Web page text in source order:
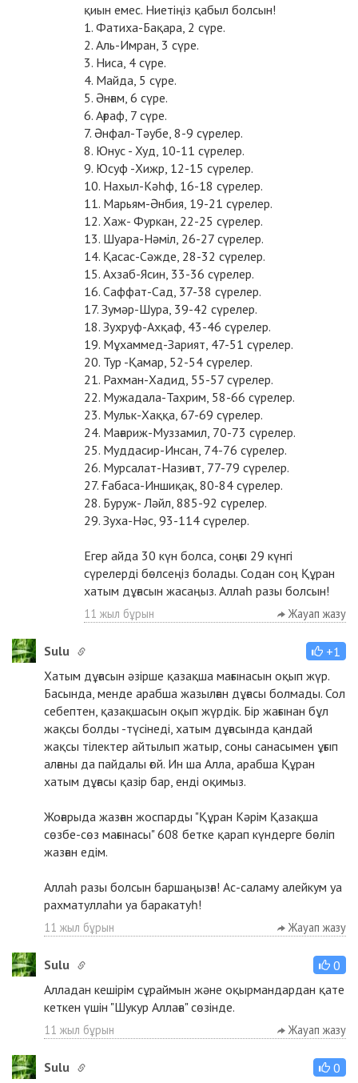
қиын емес. Ниетіңіз қабыл болсын!
1. Фатиха-Бақара, 2 сүре.
2. Аль-Имран, 3 сүре.
3. Ниса, 4 сүре.
4. Майда, 5 сүре.
5. Әнғам, 6 сүре.
6. Ағраф, 7 сүре.
7. Әнфал-Тәубе, 8-9 сүрелер.
8. Юнус - Худ, 10-11 сүрелер.
9. Юсуф -Хижр, 12-15 сүрелер.
10. Нахыл-Кәһф, 16-18 сүрелер.
11. Марьям-Әнбия, 19-21 сүрелер.
12. Хаж- Фуркан, 22-25 сүрелер.
13. Шуара-Нәміл, 26-27 сүрелер.
14. Қасас-Сәжде, 28-32 сүрелер.
15. Ахзаб-Ясин, 33-36 сүрелер.
16. Саффат-Сад, 37-38 сүрелер.
17. Зумәр-Шура, 39-42 сүрелер.
18. Зухруф-Ахқаф, 43-46 сүрелер.
19. Мұхаммед-Зарият, 47-51 сүрелер.
20. Тур -Қамар, 52-54 сүрелер.
21. Рахман-Хадид, 55-57 сүрелер.
22. Мужадала-Тахрим, 58-66 сүрелер.
23. Мульк-Хаққа, 67-69 сүрелер.
24. Мағариж-Муззамил, 70-73 сүрелер.
25. Муддасир-Инсан, 74-76 сүрелер.
26. Мурсалат-Назиғат, 77-79 сүрелер.
27. Ғабаса-Иншиқақ, 80-84 сүрелер.
28. Буруж- Ләйл, 885-92 сүрелер.
29. Зуха-Нәс, 93-114 сүрелер.
Егер айда 30 күн болса, соңғы 29 күнгі
сүрелерді бөлсеңіз болады. Содан соң Құран
хатым дұғасын жасаңыз. Аллаһ разы болсын!
11 жыл бұрын Жауап жазу
Sulu
+1
Хатым дұғасын әзірше қазақша мағынасын оқып жүр.
Басында, менде арабша жазылған дұғасы болмады. Сол
себептен, қазақшасын оқып жүрдік. Бір жағынан бұл
жақсы болды -түсінеді, хатым дұғасында қандай
жақсы тілектер айтылып жатыр, соны санасымен ұғып
алғаны да пайдалы ғой. Ин ша Алла, арабша Құран
хатым дұғасы қазір бар, енді оқимыз.
Жоғарыда жазған жоспарды "Құран Кәрім Қазақша
сөзбе-сөз мағынасы" 608 бетке қарап күндерге бөліп
жазған едім.
Аллаһ разы болсын баршаңызға! Ас-саламу алейкум уа
рахматуллаһи уа баракатуһ!
11 жыл бұрын Жауап жазу
Sulu
0
Алладан кешірім сұраймын және оқырмандардан қате
кеткен үшін "Шукур Аллаға" сөзінде.
11 жыл бұрын Жауап жазу
Sulu
0